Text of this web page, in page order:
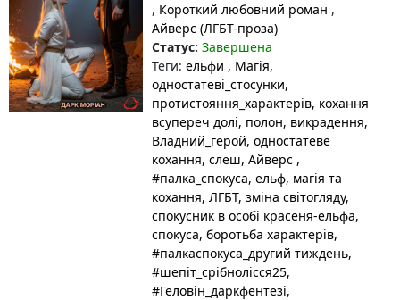
, Короткий любовний роман ,
Айверс (ЛГБТ-проза)
Статус: Завершена
Теги: ельфи , Магія,
одностатеві_стосунки,
протистояння_характерів, кохання
всупереч долі, полон, викрадення,
Владний_герой, одностатеве
кохання, слеш, Айверс ,
#палка_спокуса, ельф, магія та
кохання, ЛГБТ, зміна світогляду,
спокусник в особі красеня-ельфа,
спокуса, боротьба характерів,
#палкаспокуса_другий тиждень,
#шепіт_срібнолісся25,
#Геловін_даркфентезі,